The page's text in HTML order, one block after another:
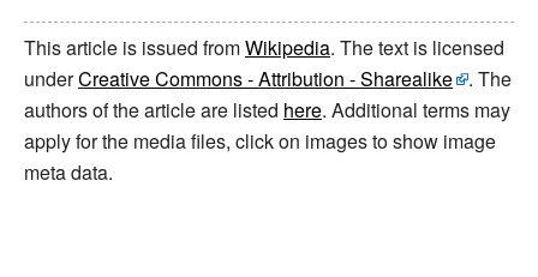
This article is issued fromWikipedia. The text is licensed
underCreative Commons - Attribution - Sharealike
. The
authors of the article are listed here. Additional terms may
apply for the media files, click on images to show image
meta data.